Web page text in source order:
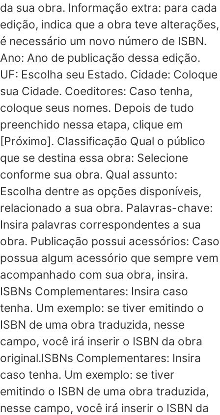
da sua obra. Informação extra: para cada
edição, indica que a obra teve alterações,
é necessário um novo número de ISBN.
Ano: Ano de publicação dessa edição.
UF: Escolha seu Estado. Cidade: Coloque
sua Cidade. Coeditores: Caso tenha,
coloque seus nomes. Depois de tudo
preenchido nessa etapa, clique em
[Próximo]. Classificação Qual o público
que se destina essa obra: Selecione
conforme sua obra. Qual assunto:
Escolha dentre as opções disponíveis,
relacionado a sua obra. Palavras-chave:
Insira palavras correspondentes a sua
obra. Publicação possui acessórios: Caso
possua algum acessório que sempre vem
acompanhado com sua obra, insira.
ISBNs Complementares: Insira caso
tenha. Um exemplo: se tiver emitindo o
ISBN de uma obra traduzida, nesse
campo, você irá inserir o ISBN da obra
original.ISBNs Complementares: Insira
caso tenha. Um exemplo: se tiver
emitindo o ISBN de uma obra traduzida,
nesse campo, você irá inserir o ISBN da